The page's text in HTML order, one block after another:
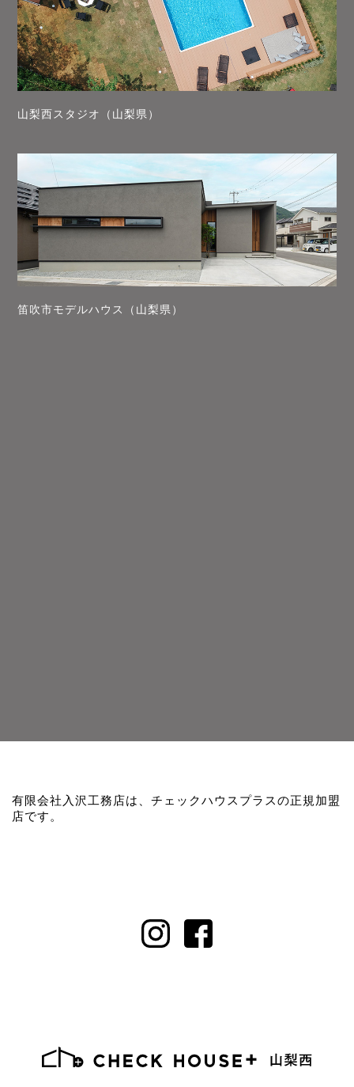
山梨西スタジオ（山梨県）
笛吹市モデルハウス（山梨県）
有限会社入沢工務店は、チェックハウスプラスの正規加盟
店です。